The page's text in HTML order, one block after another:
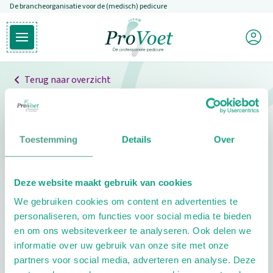
Toestemming Details Over
Deze website maakt gebruik van cookies
We gebruiken cookies om content en advertenties te
personaliseren, om functies voor social media te bieden
en om ons websiteverkeer te analyseren. Ook delen we
informatie over uw gebruik van onze site met onze
partners voor social media, adverteren en analyse. Deze
Overslaan en naar de inhoud gaan
De brancheorganisatie voor de (medisch) pedicure
Open hoofdmenu
Ga naar de homepagina
Mijn
Terug naar overzicht
Professionals
Pedicure niet gevonden
pedicure.